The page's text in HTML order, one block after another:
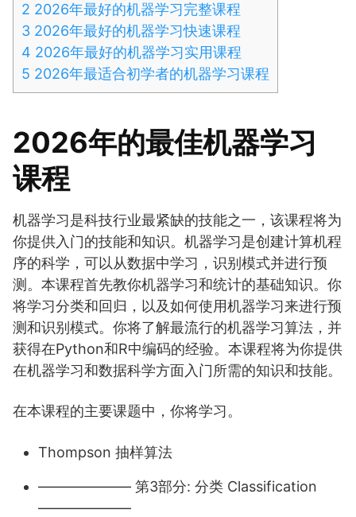
2 2026年最好的机器学习完整课程
3 2026年最好的机器学习快速课程
4 2026年最好的机器学习实用课程
5 2026年最适合初学者的机器学习课程
2026年的最佳机器学习
课程
机器学习是科技行业最紧缺的技能之一，该课程将为
你提供入门的技能和知识。机器学习是创建计算机程
序的科学，可以从数据中学习，识别模式并进行预
测。本课程首先教你机器学习和统计的基础知识。你
将学习分类和回归，以及如何使用机器学习来进行预
测和识别模式。你将了解最流行的机器学习算法，并
获得在Python和R中编码的经验。本课程将为你提供
在机器学习和数据科学方面入门所需的知识和技能。
在本课程的主要课题中，你将学习。
Thompson 抽样算法
——————– 第3部分: 分类 Classification
——————–